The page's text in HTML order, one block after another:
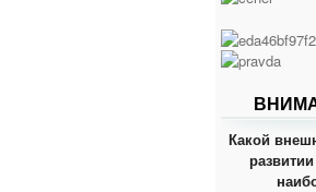
Какой